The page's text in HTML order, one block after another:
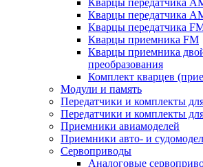
Кварцы передатчика
Кварцы передатчика
Кварцы передатчика
Кварцы приемника FM
Кварцы приемника
преобразования
Комплект кварцев
Модули и память
Передатчики и комплекты
Передатчики и комплекты
Приемники авиамоделей
Приемники авто- и
Сервоприводы
Аналоговые